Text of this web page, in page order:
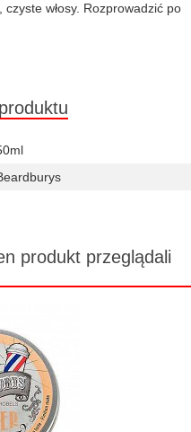
włosy. Rozprowadzić po
produkt przeglądali